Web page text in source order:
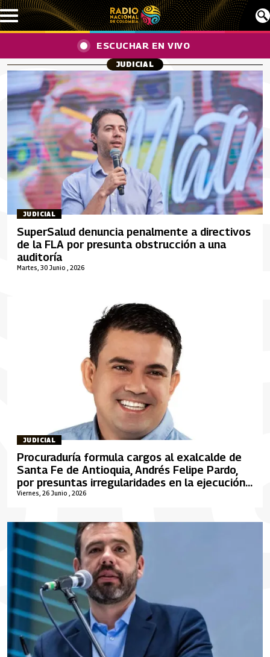
Pasar al contenido principal
ESCUCHAR EN VIVO
JUDICIAL
JUDICIAL
Martes, 30 Junio , 2026
SuperSalud denuncia penalmente a directivos
de la FLA por presunta obstrucción a una
auditoría
JUDICIAL
Viernes, 26 Junio , 2026
Procuraduría formula cargos al exalcalde de
Santa Fe de Antioquia, Andrés Felipe Pardo,
por presuntas irregularidades en la ejecución
del PAE